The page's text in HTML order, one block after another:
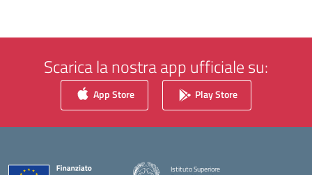
Scarica la nostra app ufficiale su:
App Store Play Store
Istituto Superiore